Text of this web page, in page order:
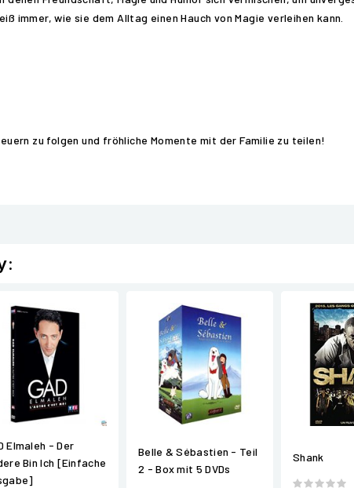
immer, wie sie dem Alltag einen Hauch von Magie verleihen kann.
zu folgen und fröhliche Momente mit der Familie zu teilen!
Elmaleh - Der
Bin Ich [Einfache
Belle & Sébastien - Teil
2 - Box mit 5 DVDs
Shank